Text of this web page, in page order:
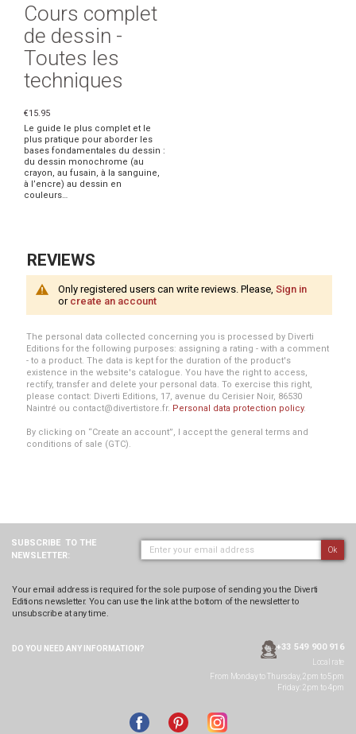
Cours complet
de dessin -
Toutes les
techniques
€15.95
Le guide le plus complet et le
plus pratique pour aborder les
bases fondamentales du dessin :
du dessin monochrome (au
crayon, au fusain, à la sanguine,
à l’encre) au dessin en
couleurs…
REVIEWS
Only registered users can write reviews. Please, Sign in
or create an account
The personal data collected concerning you is processed by Diverti
Editions for the following purposes: assigning a rating - with a comment
- to a product. The data is kept for the duration of the product's
existence in the website's catalogue. You have the right to access,
rectify, transfer and delete your personal data. To exercise this right,
please contact: Diverti Editions, 17, avenue du Cerisier Noir, 86530
Naintré ou contact@divertistore.fr. Personal data protection policy.
By clicking on “Create an account”, I accept the general terms and
conditions of sale (GTC).
SUBSCRIBE TO THE
NEWSLETTER:
Ok
Your email address is required for the sole purpose of sending you the Diverti
Editions newsletter. You can use the link at the bottom of the newsletter to
unsubscribe at any time.
DO YOU NEED ANY INFORMATION? +33 549 900 916
Local rate
From Monday to Thursday, 2pm to 5pm
Friday: 2pm to 4pm